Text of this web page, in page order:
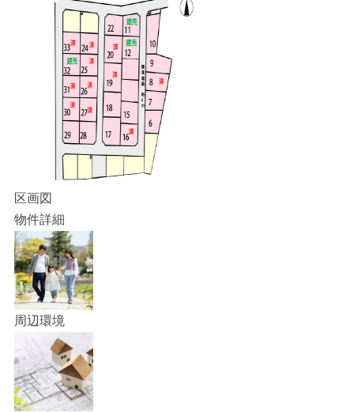
区画図
物件詳細
周辺環境